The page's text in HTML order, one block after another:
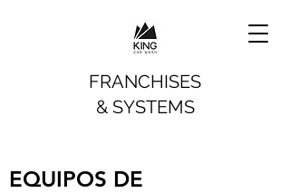
FRANCHISES
& SYSTEMS
EQUIPOS DE